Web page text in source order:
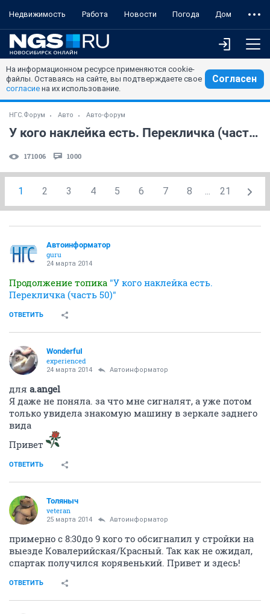
Недвижимость Работа Новости Погода Дом
На информационном ресурсе применяются cookie-
файлы. Оставаясь на сайте, вы подтверждаете свое
согласие на их использование.
Согласен
НГС.Форум Авто Авто-форум
У кого наклейка есть. Перекличка (часть 51)
171006 1000
1 2 3 4 5 6 7 8 ... 21
Автоинформатор
guru
24 марта 2014
Продолжение топика "У кого наклейка есть.
Перекличка (часть 50)"
ОТВЕТИТЬ
WonderfuI
experienced
24 марта 2014 Автоинформатор
для a.angel
Я даже не поняла. за что мне сигналят, а уже потом
только увидела знакомую машину в зеркале заднего
вида
Привет
ОТВЕТИТЬ
Толяныч
veteran
25 марта 2014 Автоинформатор
примерно с 8:30до 9 кого то обсигналил у стройки на
выезде Ковалерийская/Красный. Так как не ожидал,
спартак получился корявенький. Привет и здесь!
ОТВЕТИТЬ